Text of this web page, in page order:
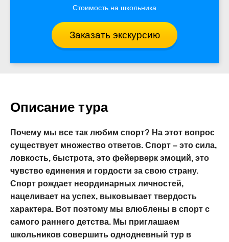
Стоимость на школьника
Заказать экскурсию
Описание тура
Почему мы все так любим спорт? На этот вопрос
существует множество ответов. Спорт – это сила,
ловкость, быстрота, это фейерверк эмоций, это
чувство единения и гордости за свою страну.
Спорт рождает неординарных личностей,
нацеливает на успех, выковывает твердость
характера. Вот поэтому мы влюблены в спорт с
самого раннего детства. Мы приглашаем
школьников совершить однодневный тур в